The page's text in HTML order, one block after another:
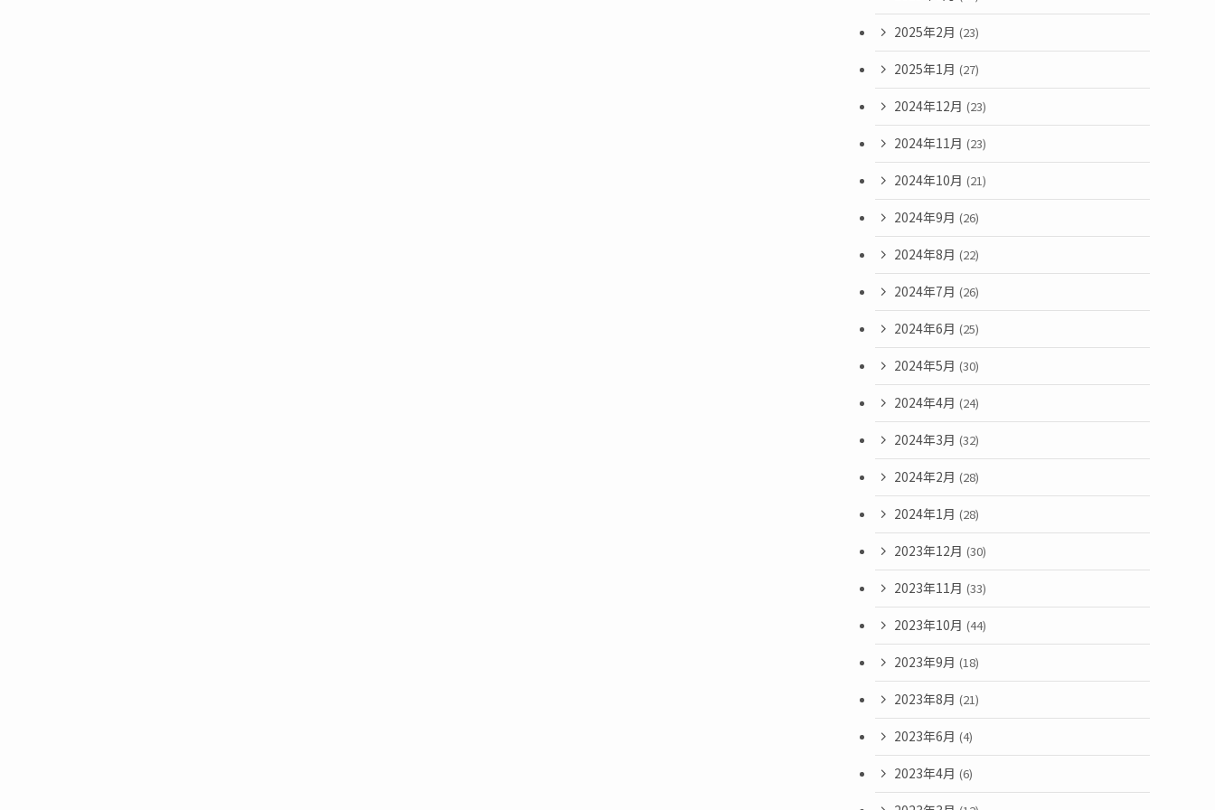
2025年2月 (23)
2025年1月 (27)
2024年12月 (23)
2024年11月 (23)
2024年10月 (21)
2024年9月 (26)
2024年8月 (22)
2024年7月 (26)
2024年6月 (25)
2024年5月 (30)
2024年4月 (24)
2024年3月 (32)
2024年2月 (28)
2024年1月 (28)
2023年12月 (30)
2023年11月 (33)
2023年10月 (44)
2023年9月 (18)
2023年8月 (21)
2023年6月 (4)
2023年4月 (6)